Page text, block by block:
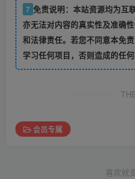
7 免责说明：本站资源均为互
亦无法对内容的真实性及准确
和法律责任。若您不同意本免
学习任何项目，否则造成的任何
会员专属
喜欢就